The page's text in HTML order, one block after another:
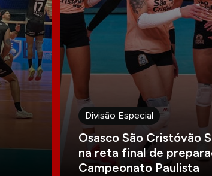
Divisão Especial
Osasco São Cristóvão
na reta final de
Campeonato Paulista